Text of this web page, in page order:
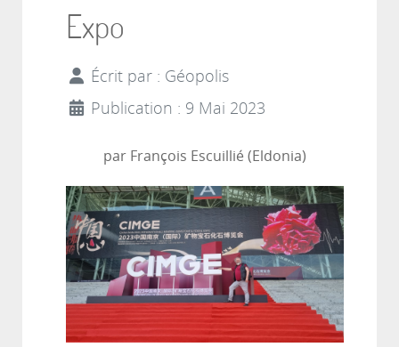
Expo
Écrit par : Géopolis
Publication : 9 Mai 2023
par François Escuillié (Eldonia)